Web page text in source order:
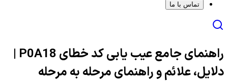
تماس با ما
راهنمای جامع عیب یابی کد خطای P0A18 |
دلایل، علائم و راهنمای مرحله به مرحله